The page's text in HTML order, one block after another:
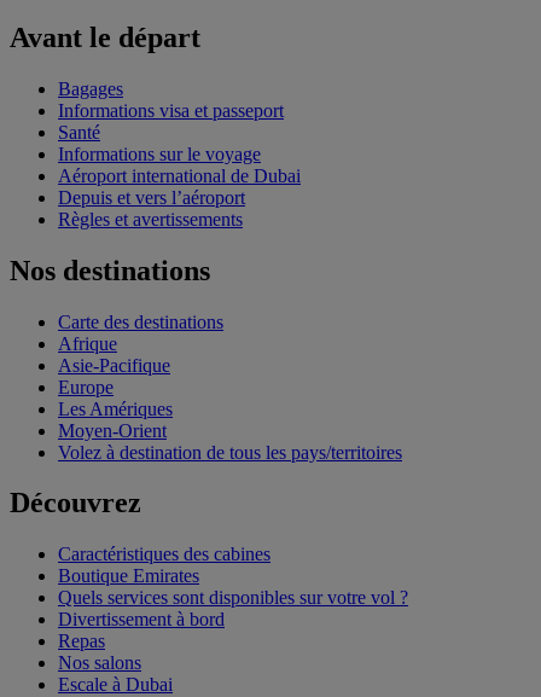
Avant le départ
Bagages
Informations visa et passeport
Santé
Informations sur le voyage
Aéroport international de Dubai
Depuis et vers l’aéroport
Règles et avertissements
Nos destinations
Carte des destinations
Afrique
Asie-Pacifique
Europe
Les Amériques
Moyen-Orient
Volez à destination de tous les pays/territoires
Découvrez
Caractéristiques des cabines
Boutique Emirates
Quels services sont disponibles sur votre vol ?
Divertissement à bord
Repas
Nos salons
Escale à Dubai